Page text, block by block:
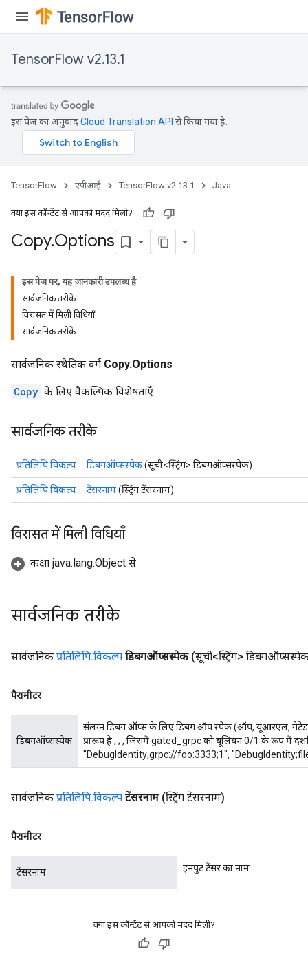
TensorFlow v2.13.1
इस पेज का अनुवादCloud Translation API से किया गया है.
TensorFlow एपीआई TensorFlow v2.13.1 Java
क्या इस कॉन्टेंट से आपको मदद मिली?
Copy.Options
इस पेज पर, यह जानकारी उपलब्ध है
सार्वजनिक तरीके
विरासत में मिली विधियाँ
सार्वजनिक तरीके
सार्वजनिक स्थैतिक वर्ग Copy.Options
Copy के लिए वैकल्पिक विशेषताएँ
सार्वजनिक तरीके
प्रतिलिपि.विकल्प डिबगऑप्सस्पेक(सूची<स्ट्रिंग> डिबगऑप्सस्पेक)
प्रतिलिपि.विकल्प टेंसरनाम(स्ट्रिंग टेंसरनाम)
विरासत में मिली विधियाँ
कक्षा java.lang.Object से
सार्वजनिक तरीके
सार्वजनिक प्रतिलिपि.विकल्प डिबगऑप्सस्पेक (सूची<स्ट्रिंग>
पैरामीटर
डिबगऑप्सस्पेक
संलग्न डिबग ऑप्स के लिए डिबग ऑप स्पेक (ऑप, यूआरएल,
प्रारूप है; ; , जिसमें gated_grpc को बूलियन 0/1 के रूप में
"DebugIdentity;grpc://foo:3333;1",
सार्वजनिक प्रतिलिपि.विकल्प टेंसरनाम (स्ट्रिंग टेंसरनाम)
पैरामीटर
टेंसरनाम इनपुट टेंसर का नाम.
क्या इस कॉन्टेंट से आपको मदद मिली?